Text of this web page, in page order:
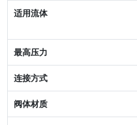
最高压力
阀体材质
特点